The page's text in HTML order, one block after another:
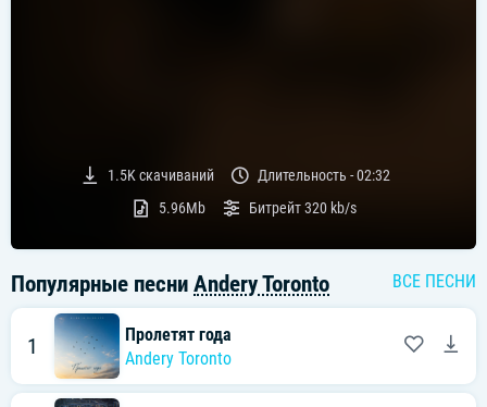
1.5Kскачиваний Длительность -02:32
5.96Mb
Битрейт320 kb/s
Популярные песни Andery Toronto ВСЕ ПЕСНИ
1
Пролетят года
Andery Toronto